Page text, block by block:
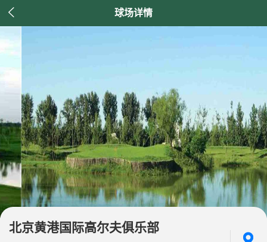
 球场详情
北京黄港国际高尔夫俱乐部